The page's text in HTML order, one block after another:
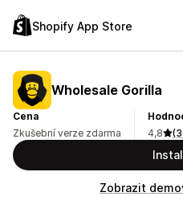
Shopify App Store
Wholesale Gorilla
Cena
Zkušební verze zdarma
4,8
Zobrazit